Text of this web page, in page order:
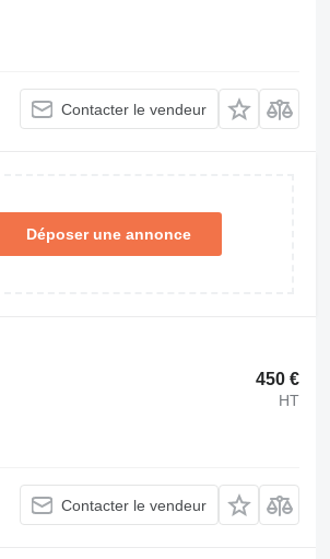
Contacter le vendeur
Déposer une annonce
450 €
HT
Contacter le vendeur